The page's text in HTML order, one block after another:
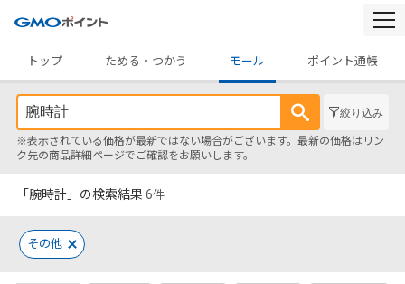
トップ
ためる・つかう モール ポイント通帳
絞り込み
※表示されている価格が最新ではない場合がございます。最新の価格はリン
ク先の商品詳細ページでご確認をお願いします。
「腕時計」の検索結果 6件
その他